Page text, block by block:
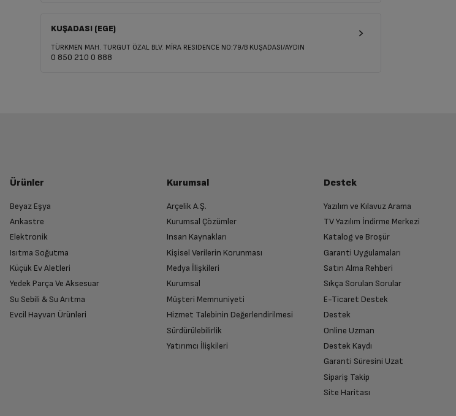
KUŞADASI (EGE)
TÜRKMEN MAH. TURGUT ÖZAL BLV. MİRA RESIDENCE NO:79/B KUŞADASI/AYDIN
0 850 210 0 888
Ürünler
Beyaz Eşya
Ankastre
Elektronik
Isıtma Soğutma
Küçük Ev Aletleri
Yedek Parça Ve Aksesuar
Su Sebili & Su Arıtma
Evcil Hayvan Ürünleri
Kurumsal
Arçelik A.Ş.
Kurumsal Çözümler
Insan Kaynakları
Kişisel Verilerin Korunması
Medya İlişkileri
Kurumsal
Müşteri Memnuniyeti
Hizmet Talebinin Değerlendirilmesi
Sürdürülebilirlik
Yatırımcı İlişkileri
Destek
Yazılım ve Kılavuz Arama
TV Yazılım İndirme Merkezi
Katalog ve Broşür
Garanti Uygulamaları
Satın Alma Rehberi
Sıkça Sorulan Sorular
E-Ticaret Destek
Destek
Online Uzman
Destek Kaydı
Garanti Süresini Uzat
Sipariş Takip
Site Haritası